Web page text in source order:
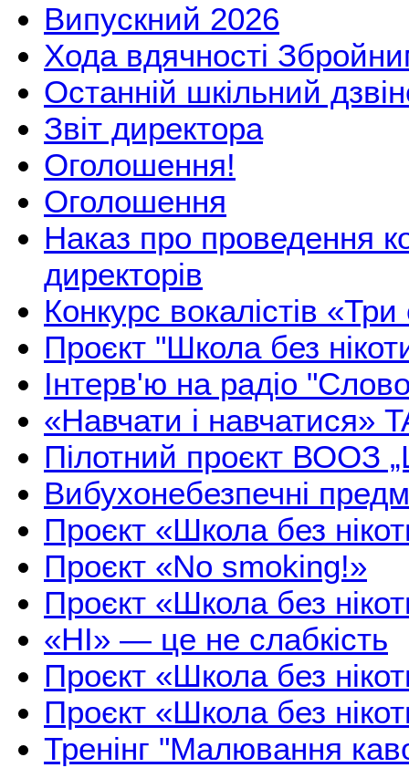
Випускний 2026
Хода вдячності
Останній шкільний
Звіт директора
Оголошення!
Оголошення
Наказ про проведення
директорів
Конкурс вокалістів
Проєкт "Школа без
Інтерв'ю на радіо
«Навчати і навчатися»
Пілотний проєкт ВООЗ
Вибухонебезпечні
Проєкт «Школа без
Проєкт «No smoking!»
Проєкт «Школа без
«НІ» — це не слабкість
Проєкт «Школа без
Проєкт «Школа без
Тренінг "Малювання